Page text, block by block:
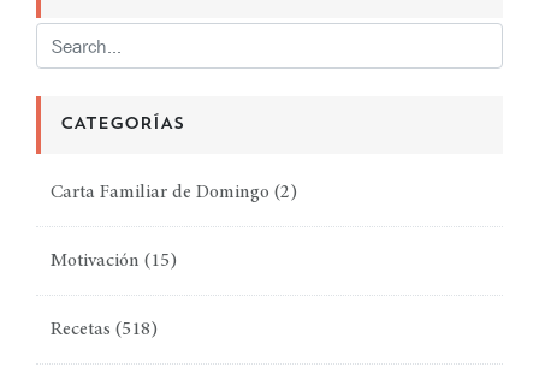
CATEGORÍAS
Carta Familiar de Domingo (2)
Motivación (15)
Recetas (518)